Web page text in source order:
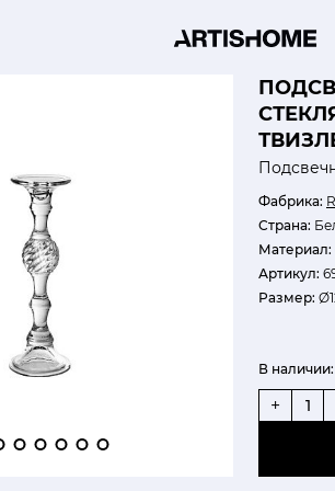
Фабрика:
Страна:
Материал:
Артикул:
Размер:
В наличии:
+